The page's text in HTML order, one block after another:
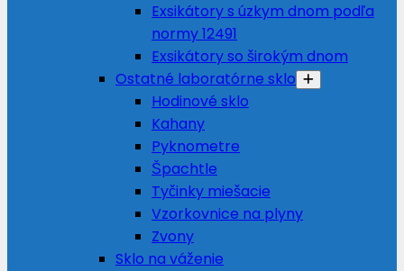
Exsikátory s úzkym dnom podľa
normy 12491
Exsikátory so širokým dnom
Ostatné laboratórne sklo
Hodinové sklo
Kahany
Pyknometre
Špachtle
Tyčinky miešacie
Vzorkovnice na plyny
Zvony
Sklo na váženie